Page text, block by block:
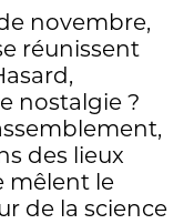
novembre,
réunissent
nostalgie ?
des lieux
mêlent le
de la science